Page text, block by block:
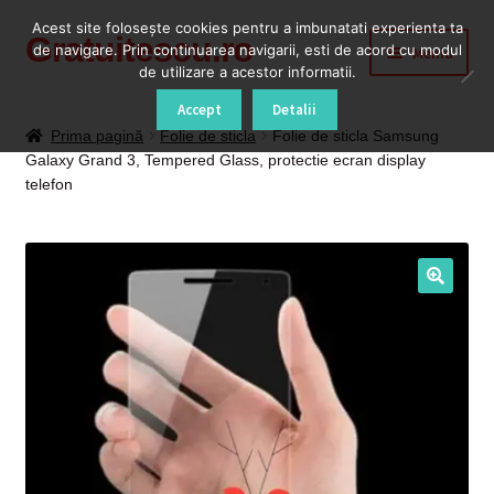
Sari
Sari
Gratuitescu.ro Meniu
Blog
Contul meu
Prima pagină Folie de sticla
Folie de sticla Samsung
Galaxy Grand 3, Tempered Glass, protectie ecran display
telefon
Acest site foloseşte cookies pentru a imbunatati experienta ta
de navigare. Prin continuarea navigarii, esti de acord cu modul
de utilizare a acestor informatii.
Accept Detalii